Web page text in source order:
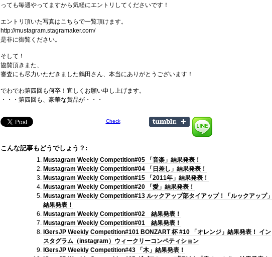
っても毎週やってますから気軽にエントリしてくださいです！
エントリ頂いた写真はこちらで一覧頂けます。
http://mustagram.stagramaker.com/
是非に御覧ください。
そして！
協賛頂きまた、
審査にも尽力いただきました鶴田さん、本当にありがとうございます！
でわでわ第四回も何卒！宜しくお願い申し上げます。
・・・第四回も、豪華な賞品が・・・
Check
こんな記事もどうでしょう？:
Mustagram Weekly Competition#05 「音楽」結果発表！
Mustagram Weekly Competition#04 「日差し」結果発表！
Mustagram Weekly Competition#15 「2011年」結果発表！
Mustagram Weekly Competition#20 「愛」結果発表！
Mustagram Weekly Competition#13 ルックアップ部タイアップ！「ルックアップ」
結果発表！
Mustagram Weekly Competition#02 結果発表！
Mustagram Weekly Competition#01 結果発表！
IGersJP Weekly Competition#101 BONZART 杯 #10 「オレンジ」結果発表！ イン
スタグラム（instagram）ウィークリーコンペティション
IGersJP Weekly Competition#43 「木」結果発表！